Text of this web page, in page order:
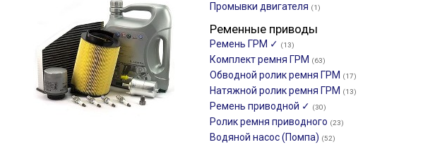
Промывки двигателя (1)
Ременные приводы
Ремень ГРМ ✓ (13)
Комплект ремня ГРМ (63)
Обводной ролик ремня ГРМ (17)
Натяжной ролик ремня ГРМ (13)
Ремень приводной ✓ (30)
Ролик ремня приводного (23)
Водяной насос (Помпа) (52)